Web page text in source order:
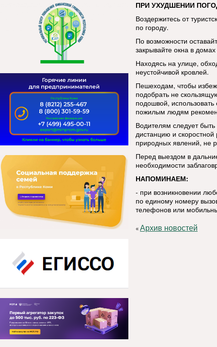
ПРИ УХУДШЕНИИ
Воздержитесь от
по городу.
По возможности
закрывайте окна в
Находясь на улице,
неустойчивой кровлей.
Пешеходам, чтобы
подобрать не
подошвой,
пожилым людям
Водителям следует
дистанцию и
природных явлений, не
Перед выездом в
необходимости
НАПОМИНАЕМ:
- при возникновении
по единому номеру
телефонов или
«Архив новостей